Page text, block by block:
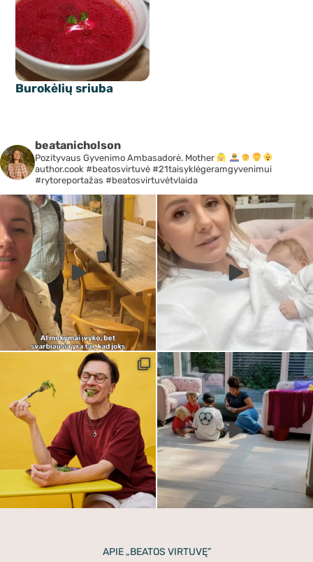
Burokėlių sriuba
beatanicholson
Pozityvaus Gyvenimo Ambasadorė. Mother
author.cook #beatosvirtuvė #21taisyklėgeramgyvenimui
#rytoreportažas #beatosvirtuvėtvlaida
APIE „BEATOS VIRTUVĘ”